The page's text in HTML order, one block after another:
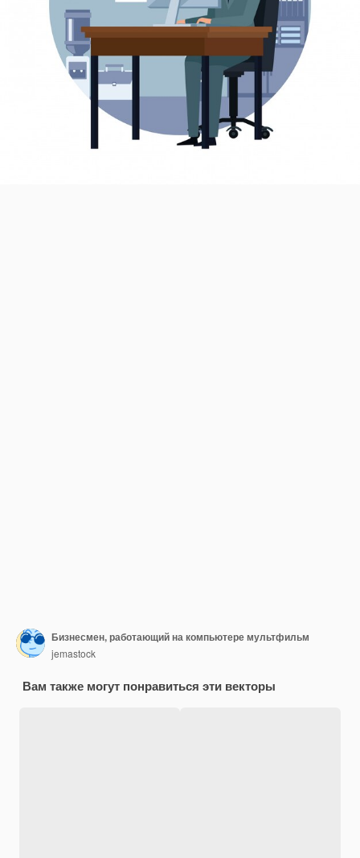
Бизнесмен, работающий на компьютере мультфильм
jemastock
Вам также могут понравиться эти векторы